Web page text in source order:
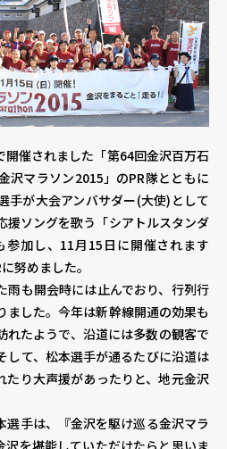
催されました「第64回金沢百万石
沢マラソン2015」のPR隊とともに
手が大会アンバサダー(大使)として
援ソングを歌う「シアトルスタンダ
参加し、11月15日に開催されます
努めました。
雨も開会時には止んでおり、行列行
ました。今年は新幹線開通の効果も
れたようで、沿道には多数の観客で
して、松本選手が通るたびに沿道は
たり大声援があったりと、地元金沢
選手は、『金沢を駆け巡る金沢マラ